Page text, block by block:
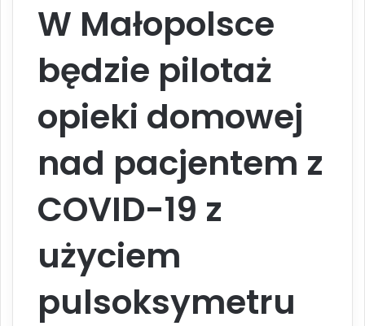
W Małopolsce
będzie pilotaż
opieki domowej
nad pacjentem z
COVID-19 z
użyciem
pulsoksymetru